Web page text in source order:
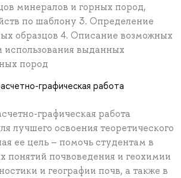
минералов и горных пород,
по шаблону 3. Определение
образцов 4. Описание возможных
использования выданных
пород
графическая работа
графическая работа
лучшего освоения теоретического
ее цель – помочь студентам в
понятий почвоведения и геохимии
и географии почв, а также в